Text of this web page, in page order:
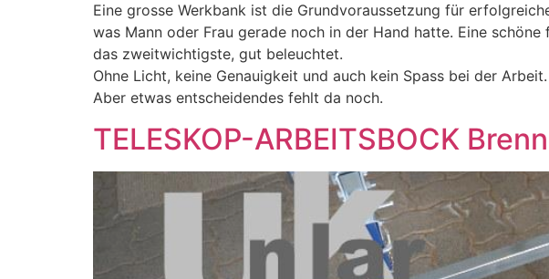
Eine grosse Werkbank ist die Grundvoraussetzung für
was Mann oder Frau gerade noch in der Hand hatte. Eine
das zweitwichtigste, gut beleuchtet.
Ohne Licht, keine Genauigkeit und auch kein Spass bei der
Aber etwas entscheidendes fehlt da noch.
TELESKOP-ARBEITSBOCK